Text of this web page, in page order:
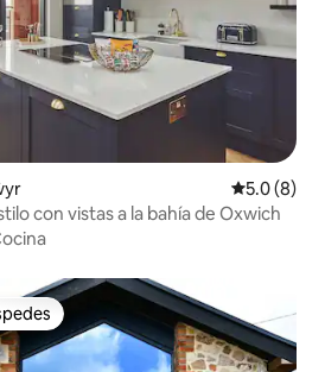
5.0 (8)
con vistas a la bahía de Oxwich
preferido